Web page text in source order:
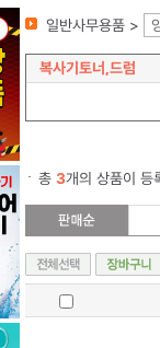
일반사무용품 >
복사기토너,드럼
총 3개의 상품이 등